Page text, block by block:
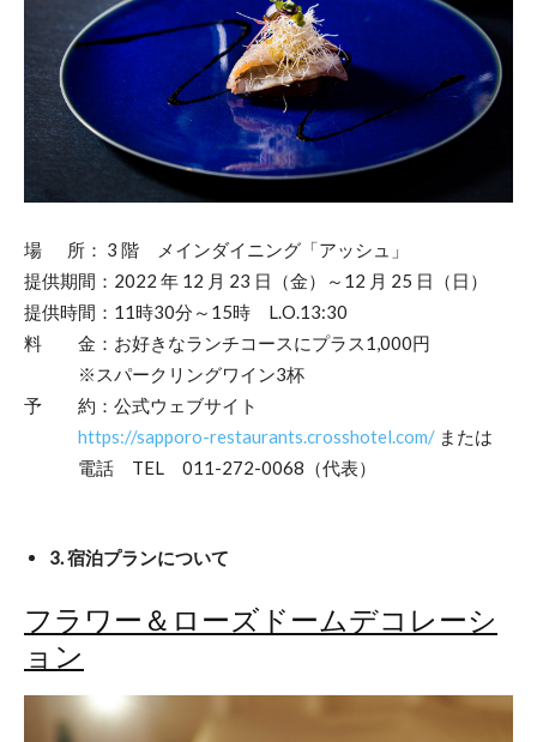
場 所： 3 階 メインダイニング「アッシュ」
提供期間：2022 年 12 月 23 日（金）～12 月 25 日（日）
提供時間：11時30分～15時 L.O.13:30
料 金：お好きなランチコースにプラス1,000円
※スパークリングワイン3杯
予 約：公式ウェブサイト
https://sapporo-restaurants.crosshotel.com/ または
電話 TEL 011-272-0068（代表）
3. 宿泊プランについて
フラワー＆ローズドームデコレーシ
ョン